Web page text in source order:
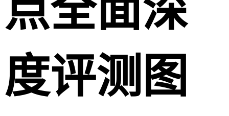
点全面深
度评测图